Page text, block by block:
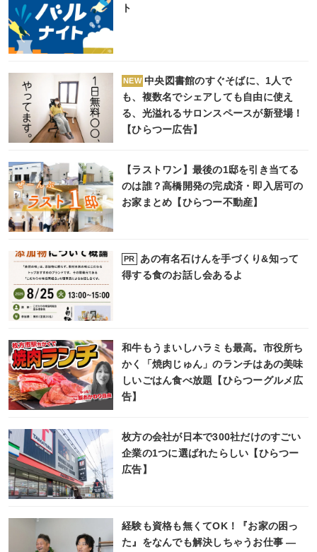
ト
NEW 中央図書館のすぐそばに、1人で
も、複数名でシェアしても自由に使え
る、光溢れるサロンスペースが新登場！
【ひらつー広告】
【ラストワン】最後の1邸を引き当てる
のは誰？高橋開発の完成済・即入居可の
お家まとめ【ひらつー不動産】
PR
あの有名石けんを手づくり&知って
得する食のお話し会あるよ
和牛もうまいしハラミも最高。市役所ち
かく「焼肉じゅん」のランチはあの美味
しいごはん食べ放題【ひらつーグルメ広
告】
枚方の会社が日本で300社だけのすごい
企業の1つに選ばれたらしい【ひらつー
広告】
経験も資格も無くてOK！『お家の困っ
た』をなんでも解決しちゃうお仕事 ―